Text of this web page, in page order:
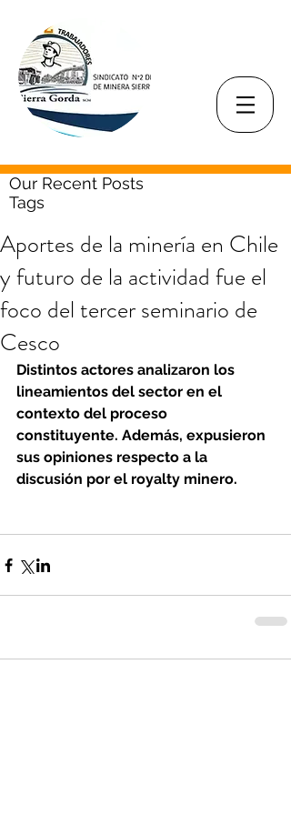
Our Recent Posts
Tags
Aportes de la minería en Chile
y futuro de la actividad fue el
foco del tercer seminario de
Cesco
Distintos actores analizaron los
lineamientos del sector en el
contexto del proceso
constituyente. Además, expusieron
sus opiniones respecto a la
discusión por el royalty minero.